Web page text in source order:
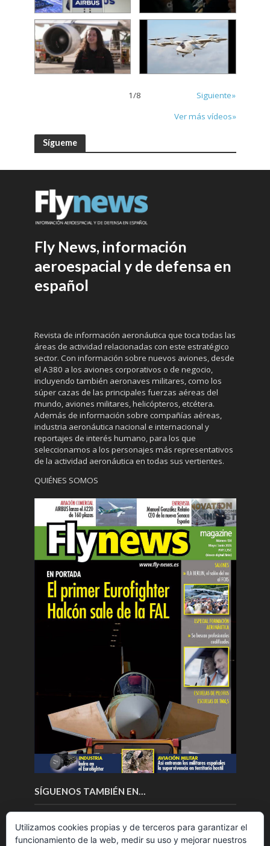
1/8
Siguiente»
Ver más vídeos»
Sígueme
Fly News, información
aeroespacial y de defensa en
español
Revista de información aeronáutica que toca todas las
áreas de actividad relacionadas con este estratégico
sector. Con información sobre nuevos aviones, desde
el A380 a los aviones corporativos o de negocio,
incluyendo también aeronaves militares, como los
súper cazas de las principales fuerzas aéreas del
mundo, aviones militares, helicópteros, etcétera.
Además de información sobre compañías aéreas,
industria aeronáutica nacional e internacional y
reportajes de interés humano, para los que
seleccionamos a los personajes más representativos
de la actividad aeronáutica en todas sus vertientes.
QUIÉNES SOMOS
SÍGUENOS TAMBIÉN EN…
Utilizamos cookies propias y de terceros para garantizar el
funcionamiento de la web, medir su uso y mejorar nuestros